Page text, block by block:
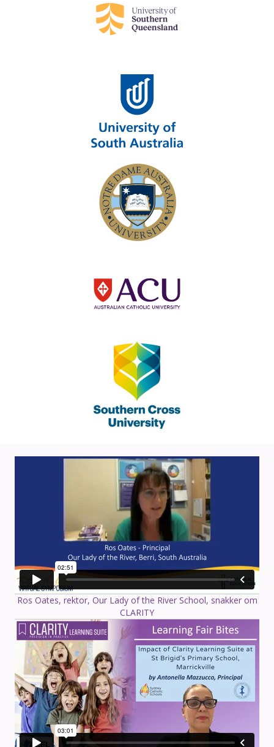
Ros Oates, rektor, Our Lady of the River School, snakker om
CLARITY